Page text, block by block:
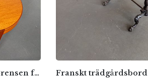
Rud Thygesen & Johnny Sørensen för Botium, Danmark – 1970-tal Franskt trädgårdsbord